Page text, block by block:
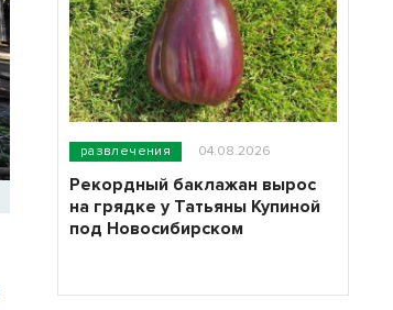
развлечения 04.08.2026
Рекордный баклажан вырос
на грядке у Татьяны Купиной
под Новосибирском